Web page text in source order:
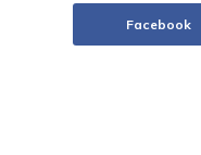
Facebook